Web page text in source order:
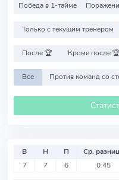
Победа в 1-тайме
Только с текущим тренером
После 🏆 Кроме после 🏆
Все
В Н П Ср.
7
7 6 0.45